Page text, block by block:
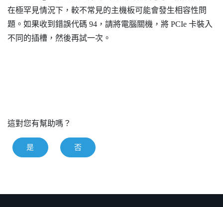
在極罕見情況下，較不常見的主機板可能會發生相容性問
題。如果收到錯誤代碼 94，請將電腦關機，將 PCIe 卡裝入
不同的插槽，然後再試一次。
這對您有幫助嗎？
是 否